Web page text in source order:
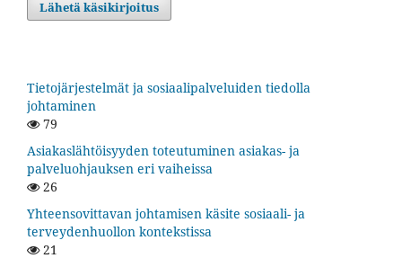
Lähetä käsikirjoitus
Tietojärjestelmät ja sosiaalipalveluiden tiedolla
johtaminen
79
Asiakaslähtöisyyden toteutuminen asiakas- ja
palveluohjauksen eri vaiheissa
26
Yhteensovittavan johtamisen käsite sosiaali- ja
terveydenhuollon kontekstissa
21